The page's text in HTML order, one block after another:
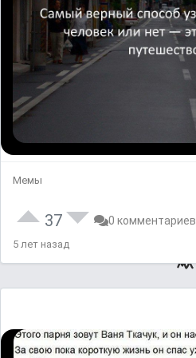
Мемы
37 0 комментариев
5 лет назад